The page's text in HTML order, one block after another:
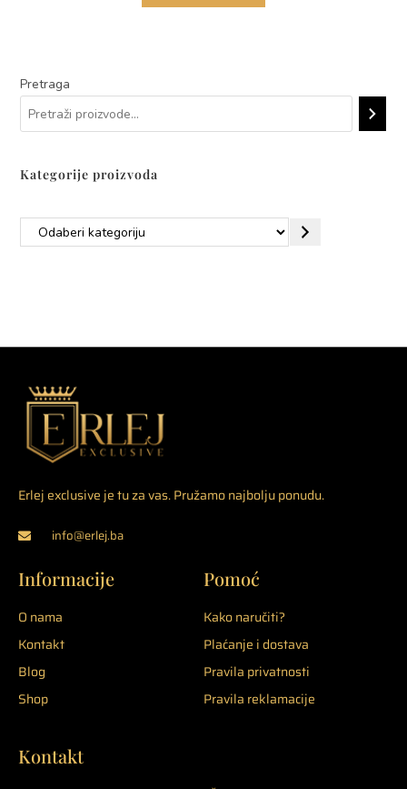
Pretraga
Kategorije proizvoda
Erlej exclusive je tu za vas. Pružamo najbolju ponudu.
info@erlej.ba
Informacije
O nama
Kontakt
Blog
Shop
Pomoć
Kako naručiti?
Plaćanje i dostava
Pravila privatnosti
Pravila reklamacije
Kontakt